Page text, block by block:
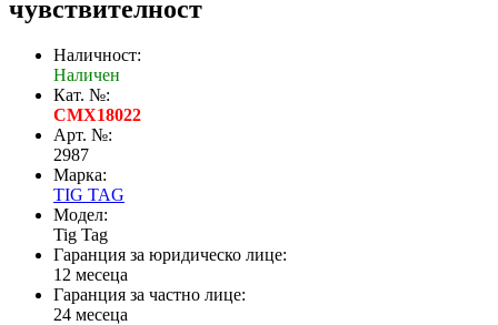
чувствителност
Наличност:
Наличен
Кат. №:
CMX18022
Арт. №:
2987
Марка:
TIG TAG
Модел:
Tig Tag
Гаранция за юридическо лице:
12 месеца
Гаранция за частно лице:
24 месеца